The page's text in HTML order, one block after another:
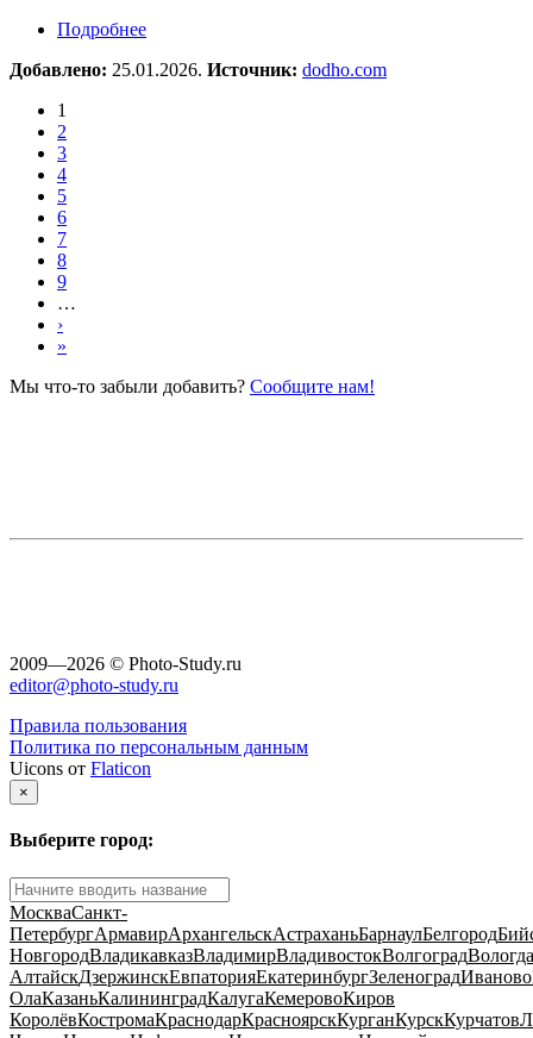
Подробнее
Добавлено: 25.01.2026. Источник: dodho.com
1
2
3
4
5
6
7
8
9
…
›
»
Мы что-то забыли добавить? Сообщите нам!
2009—2026 © Photo-Study.ru
editor@photo-study.ru
Правила пользования
Политика по персональным данным
Uicons от Flaticon
×
Выберите город:
МоскваСанкт-
ПетербургАрмавирАрхангельскАстраханьБарнаулБелгород
НовгородВладикавказВладимирВладивостокВолгоградВологда
АлтайскДзержинскЕвпаторияЕкатеринбургЗеленоградИваново
ОлаКазаньКалининградКалугаКемеровоКиров
КоролёвКостромаКраснодарКрасноярскКурганКурскКурчатов